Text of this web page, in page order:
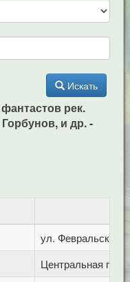
Искать
рек.
и др. -
ул. Февральская,
Центральная